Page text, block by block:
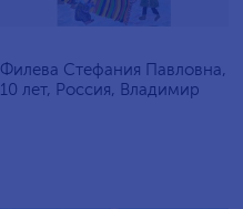
Филева Стефания Павловна,
10 лет, Россия, Владимир